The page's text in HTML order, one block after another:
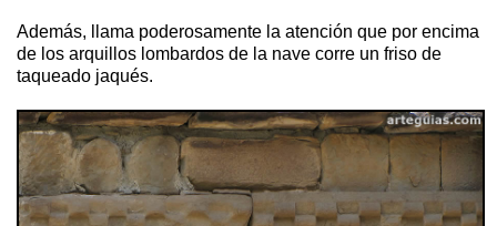
Además, llama poderosamente la atención que por encima
de los arquillos lombardos de la nave corre un friso de
taqueado jaqués.